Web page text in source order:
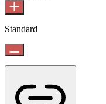
Standard